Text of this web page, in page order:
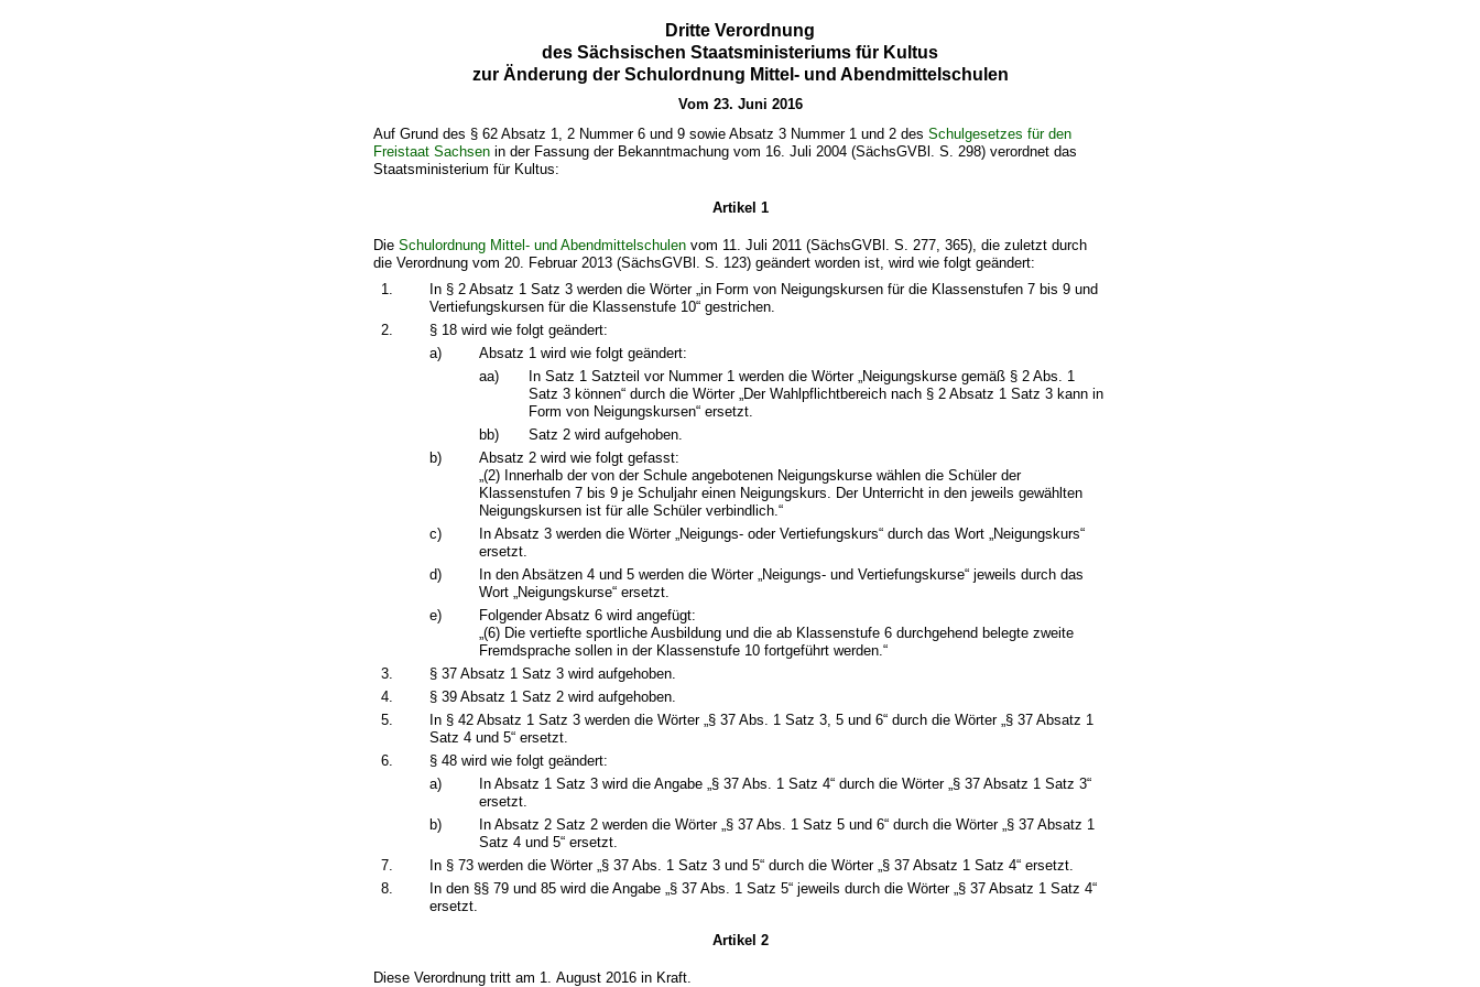
Dritte Verordnung
des Sächsischen Staatsministeriums für Kultus
zur Änderung der Schulordnung Mittel- und Abendmittelschulen
Vom 23. Juni 2016
Auf Grund des § 62 Absatz 1, 2 Nummer 6 und 9 sowie Absatz 3 Nummer 1 und 2 desSchulgesetzes für den
Freistaat Sachsen in der Fassung der Bekanntmachung vom 16. Juli 2004 (SächsGVBl. S. 298) verordnet das
Staatsministerium für Kultus:
Artikel 1
DieSchulordnung Mittel- und Abendmittelschulen vom 11. Juli 2011 (SächsGVBl. S. 277, 365), die zuletzt durch
die Verordnung vom 20. Februar 2013 (SächsGVBl. S. 123) geändert worden ist, wird wie folgt geändert:
1.
In § 2 Absatz 1 Satz 3 werden die Wörter „in Form von Neigungskursen für die Klassenstufen 7 bis 9 und
Vertiefungskursen für die Klassenstufe 10“ gestrichen.
2.
§ 18 wird wie folgt geändert:
a)
Absatz 1 wird wie folgt geändert:
aa)
In Satz 1 Satzteil vor Nummer 1 werden die Wörter „Neigungskurse gemäß § 2 Abs. 1
Satz 3 können“ durch die Wörter „Der Wahlpflichtbereich nach § 2 Absatz 1 Satz 3 kann in
Form von Neigungskursen“ ersetzt.
bb)
Satz 2 wird aufgehoben.
b)
Absatz 2 wird wie folgt gefasst:
„(2) Innerhalb der von der Schule angebotenen Neigungskurse wählen die Schüler der
Klassenstufen 7 bis 9 je Schuljahr einen Neigungskurs. Der Unterricht in den jeweils gewählten
Neigungskursen ist für alle Schüler verbindlich.“
c)
In Absatz 3 werden die Wörter „Neigungs- oder Vertiefungskurs“ durch das Wort „Neigungskurs“
ersetzt.
d)
In den Absätzen 4 und 5 werden die Wörter „Neigungs- und Vertiefungskurse“ jeweils durch das
Wort „Neigungskurse“ ersetzt.
e)
Folgender Absatz 6 wird angefügt:
„(6) Die vertiefte sportliche Ausbildung und die ab Klassenstufe 6 durchgehend belegte zweite
Fremdsprache sollen in der Klassenstufe 10 fortgeführt werden.“
3.
§ 37 Absatz 1 Satz 3 wird aufgehoben.
4.
§ 39 Absatz 1 Satz 2 wird aufgehoben.
5.
In § 42 Absatz 1 Satz 3 werden die Wörter „§ 37 Abs. 1 Satz 3, 5 und 6“ durch die Wörter „§ 37 Absatz 1
Satz 4 und 5“ ersetzt.
6.
§ 48 wird wie folgt geändert:
a)
In Absatz 1 Satz 3 wird die Angabe „§ 37 Abs. 1 Satz 4“ durch die Wörter „§ 37 Absatz 1 Satz 3“
ersetzt.
b)
In Absatz 2 Satz 2 werden die Wörter „§ 37 Abs. 1 Satz 5 und 6“ durch die Wörter „§ 37 Absatz 1
Satz 4 und 5“ ersetzt.
7.
In § 73 werden die Wörter „§ 37 Abs. 1 Satz 3 und 5“ durch die Wörter „§ 37 Absatz 1 Satz 4“ ersetzt.
8.
In den §§ 79 und 85 wird die Angabe „§ 37 Abs. 1 Satz 5“ jeweils durch die Wörter „§ 37 Absatz 1 Satz 4“
ersetzt.
Artikel 2
Diese Verordnung tritt am 1. August 2016 in Kraft.